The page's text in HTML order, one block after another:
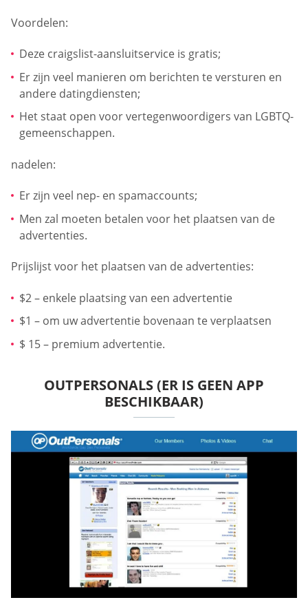
Voordelen:
Deze craigslist-aansluitservice is gratis;
Er zijn veel manieren om berichten te versturen en
andere datingdiensten;
Het staat open voor vertegenwoordigers van LGBTQ-
gemeenschappen.
nadelen:
Er zijn veel nep- en spamaccounts;
Men zal moeten betalen voor het plaatsen van de
advertenties.
Prijslijst voor het plaatsen van de advertenties:
$2 – enkele plaatsing van een advertentie
$1 – om uw advertentie bovenaan te verplaatsen
$ 15 – premium advertentie.
OUTPERSONALS (ER IS GEEN APP
BESCHIKBAAR)